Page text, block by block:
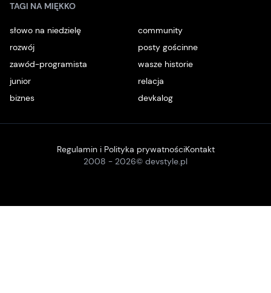
TAGI NA MIĘKKO
słowo na niedzielę
community
rozwój
posty gościnne
zawód-programista
wasze historie
junior
relacja
biznes
devkalog
2008 - 2026© devstyle.pl
Regulamin i Polityka prywatnościKontakt